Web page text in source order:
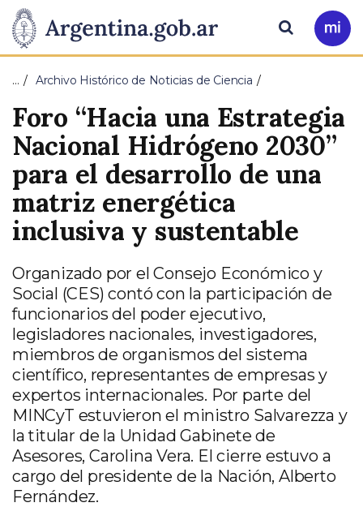
Presidencia
de
la
Nación
Pasar al contenido principal
Ir
a
Buscar
… Archivo Histórico de Noticias de Ciencia
Foro “Hacia una Estrategia
Nacional Hidrógeno 2030”
para el desarrollo de una
matriz energética
inclusiva y sustentable
Organizado por el Consejo Económico y
Social (CES) contó con la participación de
funcionarios del poder ejecutivo,
legisladores nacionales, investigadores,
miembros de organismos del sistema
científico, representantes de empresas y
expertos internacionales. Por parte del
MINCyT estuvieron el ministro Salvarezza y
la titular de la Unidad Gabinete de
Asesores, Carolina Vera. El cierre estuvo a
cargo del presidente de la Nación, Alberto
Fernández.